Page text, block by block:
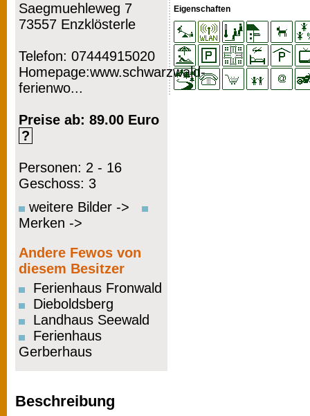
Saegmuehleweg 7
73557 Enzklösterle
Telefon: 07444915020
Homepage:www.schwarzwald-
ferienwo...
Preise ab: 89.00 Euro
?
Personen: 2 - 16
Geschoss: 3
weitere Bilder ->
Merken ->
Andere Fewos von
diesem Besitzer
Ferienhaus Fronwald
Dieboldsberg
Landhaus Seewald
Ferienhaus
Gerberhaus
Eigenschaften
Beschreibung